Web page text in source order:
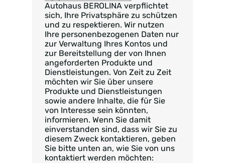
Autohaus BEROLINA verpflichtet
sich, Ihre Privatsphäre zu schützen
und zu respektieren. Wir nutzen
Ihre personenbezogenen Daten nur
zur Verwaltung Ihres Kontos und
zur Bereitstellung der von Ihnen
angeforderten Produkte und
Dienstleistungen. Von Zeit zu Zeit
möchten wir Sie über unsere
Produkte und Dienstleistungen
sowie andere Inhalte, die für Sie
von Interesse sein könnten,
informieren. Wenn Sie damit
einverstanden sind, dass wir Sie zu
diesem Zweck kontaktieren, geben
Sie bitte unten an, wie Sie von uns
kontaktiert werden möchten: